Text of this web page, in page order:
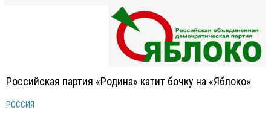
Российская партия «Родина» катит бочку на «Яблоко»
РОССИЯ